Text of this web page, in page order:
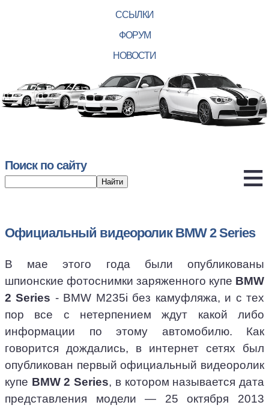
ССЫЛКИ
ФОРУМ
НОВОСТИ
Поиск по сайту
Официальный видеоролик BMW 2 Series
В мае этого года были опубликованы
шпионские фотоснимки заряженного купе BMW
2 Series - BMW M235i без камуфляжа, и с тех
пор все с нетерпением ждут какой либо
информации по этому автомобилю. Как
говорится дождались, в интернет сетях был
опубликован первый официальный видеоролик
купе BMW 2 Series, в котором называется дата
представления модели — 25 октября 2013